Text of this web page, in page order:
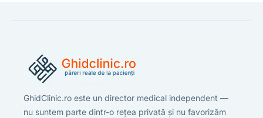
GhidClinic.ro este un director medical independent —
nu suntem parte dintr-o rețea privată și nu favorizăm